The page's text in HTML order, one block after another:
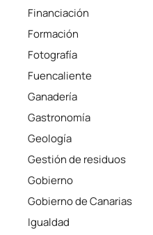
Financiación
Formación
Fotografía
Fuencaliente
Ganadería
Gastronomía
Geología
Gestión de residuos
Gobierno
Gobierno de Canarias
Igualdad